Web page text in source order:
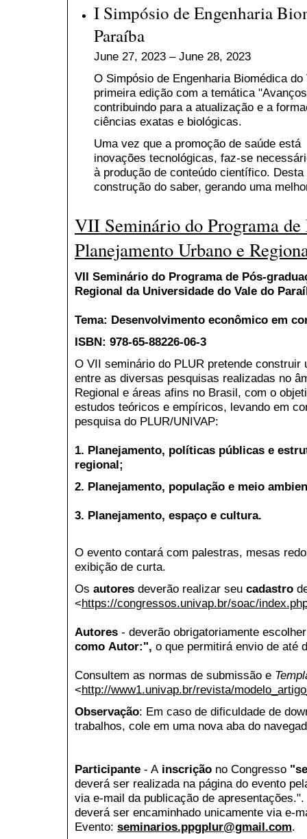
I Simpósio de Engenharia
Paraíba
June 27, 2023 – June 28, 2023
O Simpósio de Engenharia Biomédica
primeira edição com a temática
contribuindo para a atualização e a
ciências exatas e biológicas.
Uma vez que a promoção de saúde
inovações tecnológicas, faz-se
à produção de conteúdo científico.
construção do saber, gerando uma
VII Seminário do Programa de
Planejamento Urbano e
VII Seminário do Programa de Pós-
Regional da Universidade do Vale do
Tema: Desenvolvimento econômico em
ISBN: 978-65-88226-06-3
O VII seminário do PLUR pretende
entre as diversas pesquisas realizadas no
Regional e áreas afins no Brasil, com o
estudos teóricos e empíricos, levando em
pesquisa do PLUR/UNIVAP:
1. Planejamento, políticas públicas e
regional;
2. Planejamento, população e meio
3. Planejamento, espaço e cultura.
O evento contará com palestras, mesas
exibição de curta.
Os autores deverão realizar seu cadastro
<https://congressos.univap.br/soac/
Autores - deverão obrigatoriamente
como Autor:", o que permitirá envio de até
Consultem as normas de submissão e
<http://www1.univap.br/revista/
Observação: Em caso de dificuldade de
trabalhos, cole em uma nova aba do
Participante - A inscrição no Congresso
deverá ser realizada na página do evento
via e-mail da publicação de
deverá ser encaminhado unicamente via e-
Evento: seminarios.ppgplur@gmail.com.